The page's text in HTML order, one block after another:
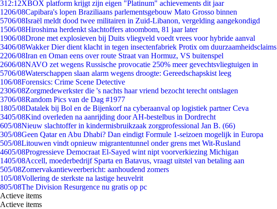
312:12XBOX platform krijgt zijn eigen "Platinum" achievements dit jaar
1206/08Capibara's lopen Braziliaans parlementsgebouw Mato Grosso binnen
5706/08Israël meldt dood twee militairen in Zuid-Libanon, vergelding aangekondigd
1506/08Hiroshima herdenkt slachtoffers atoombom, 81 jaar later
1906/08Drone met explosieven bij Duits vliegveld voedt vrees voor hybride aanval
3406/08Wakker Dier dient klacht in tegen insectenfabriek Protix om duurzaamheidsclaims
2206/08Iran en Oman eens over route Straat van Hormuz, VS buitenspel
2606/08NAVO zet wegens Russische provocatie 250% meer gevechtsvliegtuigen in
5706/08Waterschappen slaan alarm wegens droogte: Gereedschapskist leeg
106/08Forensics: Crime Scene Detective
2306/08Zorgmedewerkster die 's nachts haar vriend bezocht terecht ontslagen
3706/08Random Pics van de Dag #1977
1805/08Datalek bij Bol en de Bijenkorf na cyberaanval op logistiek partner Ceva
3405/08Kind overleden na aanrijding door AH-bestelbus in Dordrecht
605/08Nieuw slachtoffer in kindermisbruikzaak zorgprofessional Jan B. (66)
305/08Geen Qatar en Abu Dhabi? Dan eindigt Formule 1-seizoen mogelijk in Europa
505/08Litouwen vindt opnieuw migrantentunnel onder grens met Wit-Rusland
4605/08Progressieve Democraat El-Sayed wint nipt voorverkiezing Michigan
1405/08Accell, moederbedrijf Sparta en Batavus, vraagt uitstel van betaling aan
505/08Zomervakantieweerbericht: aanhoudend zomers
105/08Vollering de sterkste na lastige heuvelrit
805/08The Division Resurgence nu gratis op pc
Actieve items
Actieve items